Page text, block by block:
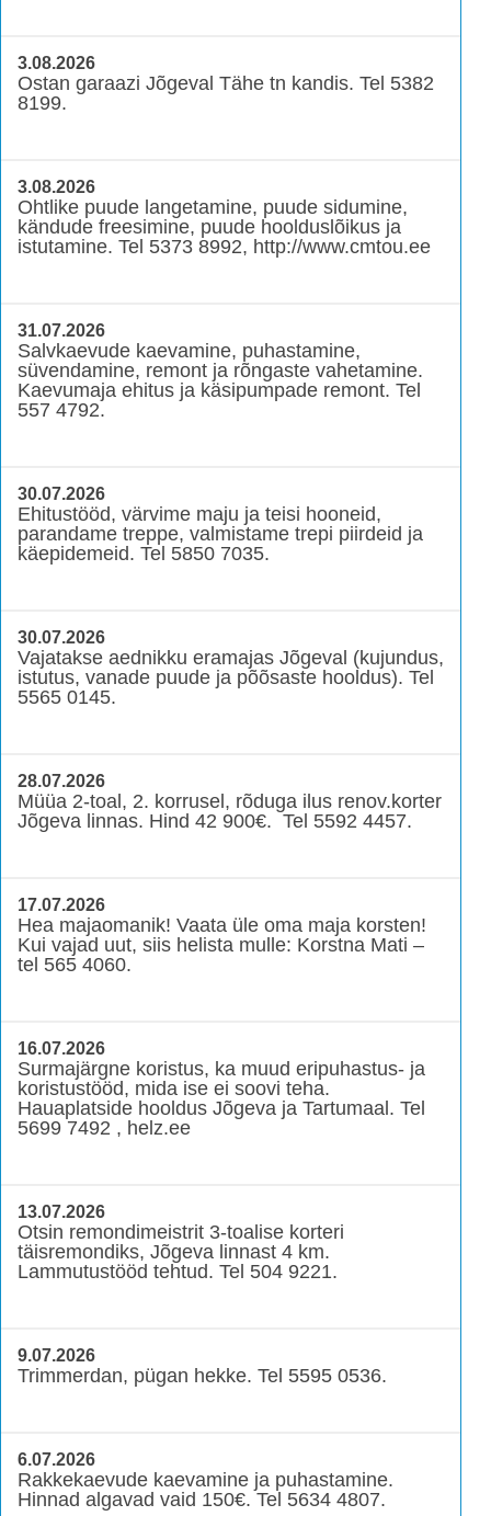
3.08.2026
Ostan garaazi Jõgeval Tähe tn kandis. Tel 5382
8199.
3.08.2026
Ohtlike puude langetamine, puude sidumine,
kändude freesimine, puude hoolduslõikus ja
istutamine. Tel 5373 8992, http://www.cmtou.ee
31.07.2026
Salvkaevude kaevamine, puhastamine,
süvendamine, remont ja rõngaste vahetamine.
Kaevumaja ehitus ja käsipumpade remont. Tel
557 4792.
30.07.2026
Ehitustööd, värvime maju ja teisi hooneid,
parandame treppe, valmistame trepi piirdeid ja
käepidemeid. Tel 5850 7035.
30.07.2026
Vajatakse aednikku eramajas Jõgeval (kujundus,
istutus, vanade puude ja põõsaste hooldus). Tel
5565 0145.
28.07.2026
Müüa 2-toal, 2. korrusel, rõduga ilus renov.korter
Jõgeva linnas. Hind 42 900€. Tel 5592 4457.
17.07.2026
Hea majaomanik! Vaata üle oma maja korsten!
Kui vajad uut, siis helista mulle: Korstna Mati –
tel 565 4060.
16.07.2026
Surmajärgne koristus, ka muud eripuhastus- ja
koristustööd, mida ise ei soovi teha.
Hauaplatside hooldus Jõgeva ja Tartumaal. Tel
5699 7492 , helz.ee
13.07.2026
Otsin remondimeistrit 3-toalise korteri
täisremondiks, Jõgeva linnast 4 km.
Lammutustööd tehtud. Tel 504 9221.
9.07.2026
Trimmerdan, pügan hekke. Tel 5595 0536.
6.07.2026
Rakkekaevude kaevamine ja puhastamine.
Hinnad algavad vaid 150€. Tel 5634 4807.